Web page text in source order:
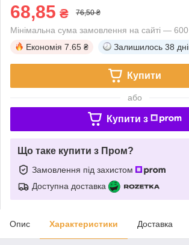
68,85 ₴ 76,50 ₴
Мінімальна сума замовлення на сайті —
Економія 7.65 ₴ Залишилось 38
Купити
або
Купити з
Що таке купити з Пром?
Замовлення під захистом
Доступна доставка
Опис Характеристики Доставка